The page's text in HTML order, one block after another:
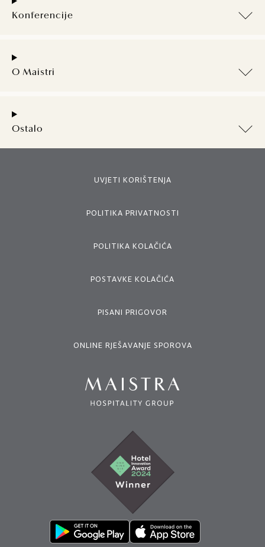
Konferencije
O Maistri
Ostalo
UVJETI KORIŠTENJA
POLITIKA PRIVATNOSTI
POLITIKA KOLAČIĆA
POSTAVKE KOLAČIĆA
PISANI PRIGOVOR
ONLINE RJEŠAVANJE SPOROVA